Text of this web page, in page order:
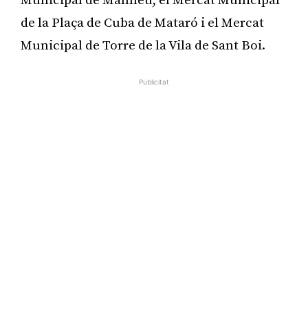
de la Plaça de Cuba de Mataró i el Mercat
Municipal de Torre de la Vila de Sant Boi.
Publicitat